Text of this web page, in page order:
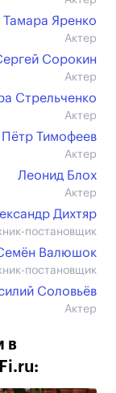
Тамара Яренко
Актер
Сорокин
Актер
Стрельченко
Актер
Пётр Тимофеев
Актер
Леонид Блох
Актер
Дихтяр
постановщик
Валюшок
постановщик
Соловьёв
Актер
в